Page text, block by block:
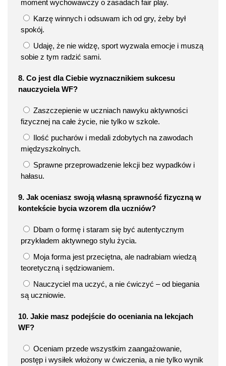
moment wychowawczy o zasadach fair play.
Karzę winnych i odsuwam ich od gry, żeby był
spokój.
Udaję, że nie widzę, sport wyzwala emocje i muszą
sobie z tym radzić sami.
8. Co jest dla Ciebie wyznacznikiem sukcesu
nauczyciela WF?
Zaszczepienie w uczniach nawyku aktywności
fizycznej na całe życie, nie tylko w szkole.
Ilość pucharów i medali zdobytych na zawodach
międzyszkolnych.
Sprawne przeprowadzenie lekcji bez wypadków i
hałasu.
9. Jak oceniasz swoją własną sprawność fizyczną w
kontekście bycia wzorem dla uczniów?
Dbam o formę i staram się być autentycznym
przykładem aktywnego stylu życia.
Moja forma jest przeciętna, ale nadrabiam wiedzą
teoretyczną i sędziowaniem.
Nauczyciel ma uczyć, a nie ćwiczyć – od biegania
są uczniowie.
10. Jakie masz podejście do oceniania na lekcjach
WF?
Oceniam przede wszystkim zaangażowanie,
postęp i wysiłek włożony w ćwiczenia, a nie tylko wynik